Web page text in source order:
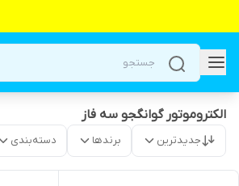
الکتروموتور گوانگجو سه فاز
جدیدترین برندها دسته‌بندی